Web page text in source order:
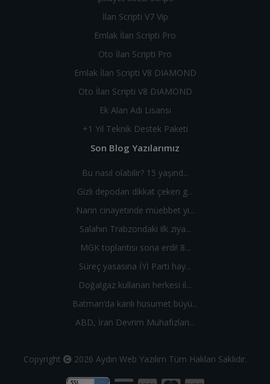
İlan Scripti V7 Vip
Emlak İlan Scripti Pro
Oto İlan Scripti Pro
Emlak İlan Scripti V8 DIAMOND
Oto İlan Scripti V8 DIAMOND
Ek Alan Adı Lisansı
+1 Yıl Teknik Destek Paketi
Son Blog Yazılarımız
Bu nasıl olabilir? 15 yaşınd...
Gizli depodan dikkat çeken g...
Narin cinayetinde müebbet yi...
Salahın Trabzondaki ilk ziya...
MGK toplantısı sona erdi! 8...
Süreç yasasına İYİ Parti hay...
Doğalgaz kullanan herkesi il...
Batman’da kanlı husumet büyü...
ABD, İran Devrim Muhafızları...
Copyright 2026 Aydın Web Yazılım Tüm Hakları Saklıdır.